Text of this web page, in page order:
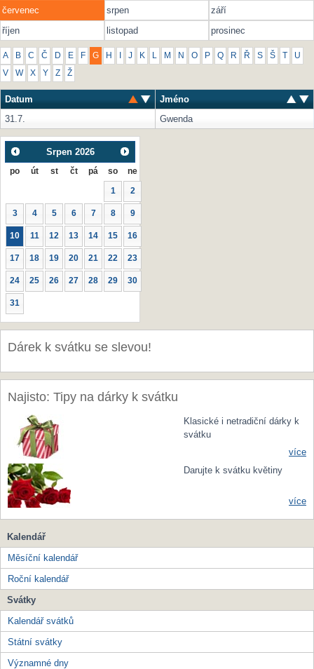
červenec
srpen
září
říjen
listopad prosinec
A B C Č D E F G H J K L M N O P Q R Ř S Š U
V W X Y Z Ž
Datum
Jméno
31.7.
Gwenda
Srpen 2026
po út st čt pá so ne
1 2
3 4 5 6 7 8 9
10 11 12 13 14 15 16
17 18 19 20 21 22 23
24 25 26 27 28 29 30
31
Dárek k svátku se slevou!
Najisto: Tipy na dárky k svátku
Klasické i netradiční dárky k
svátku
více
Darujte k svátku květiny
více
Kalendář
Měsíční kalendář
Roční kalendář
Svátky
Kalendář svátků
Státní svátky
Významné dny